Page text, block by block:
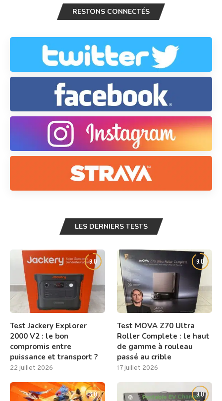
RESTONS CONNECTÉS
LES DERNIERS TESTS
9.0
Test Jackery Explorer
2000 V2 : le bon
compromis entre
puissance et transport ?
22 juillet 2026
9.0
Test MOVA Z70 Ultra
Roller Complete : le haut
de gamme à rouleau
passé au crible
17 juillet 2026
8.0 9.0